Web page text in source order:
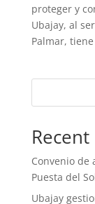
proteger y
Ubajay, al
Palmar,
Convenio de
Puesta del
Ubajay